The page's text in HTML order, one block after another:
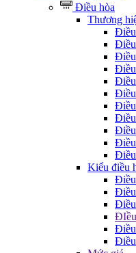
Điều hòa
Thương
Điều
Điều
Điều
Điều
Điều
Kiểu điều
Điều
Điều